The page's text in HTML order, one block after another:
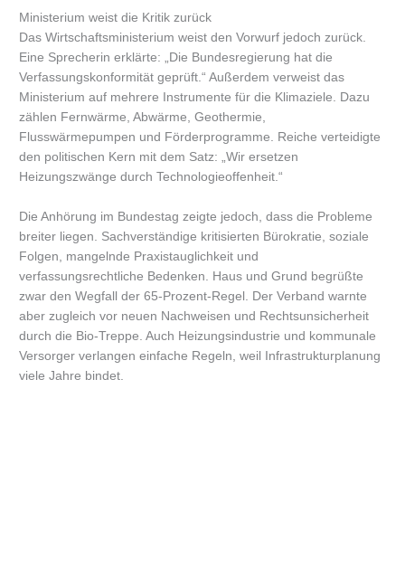
Ministerium weist die Kritik zurück
Das Wirtschaftsministerium weist den Vorwurf jedoch zurück.
Eine Sprecherin erklärte: „Die Bundesregierung hat die
Verfassungskonformität geprüft.“ Außerdem verweist das
Ministerium auf mehrere Instrumente für die Klimaziele. Dazu
zählen Fernwärme, Abwärme, Geothermie,
Flusswärmepumpen und Förderprogramme. Reiche verteidigte
den politischen Kern mit dem Satz: „Wir ersetzen
Heizungszwänge durch Technologieoffenheit.“
Die Anhörung im Bundestag zeigte jedoch, dass die Probleme
breiter liegen. Sachverständige kritisierten Bürokratie, soziale
Folgen, mangelnde Praxistauglichkeit und
verfassungsrechtliche Bedenken. Haus und Grund begrüßte
zwar den Wegfall der 65-Prozent-Regel. Der Verband warnte
aber zugleich vor neuen Nachweisen und Rechtsunsicherheit
durch die Bio-Treppe. Auch Heizungsindustrie und kommunale
Versorger verlangen einfache Regeln, weil Infrastrukturplanung
viele Jahre bindet.